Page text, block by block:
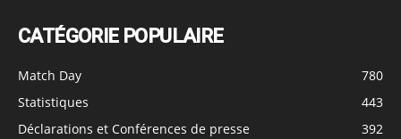
CATÉGORIE POPULAIRE
Match Day
780
Statistiques
443
Déclarations et Conférences de presse
392